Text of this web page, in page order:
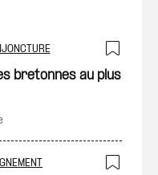
bretonnes au plus